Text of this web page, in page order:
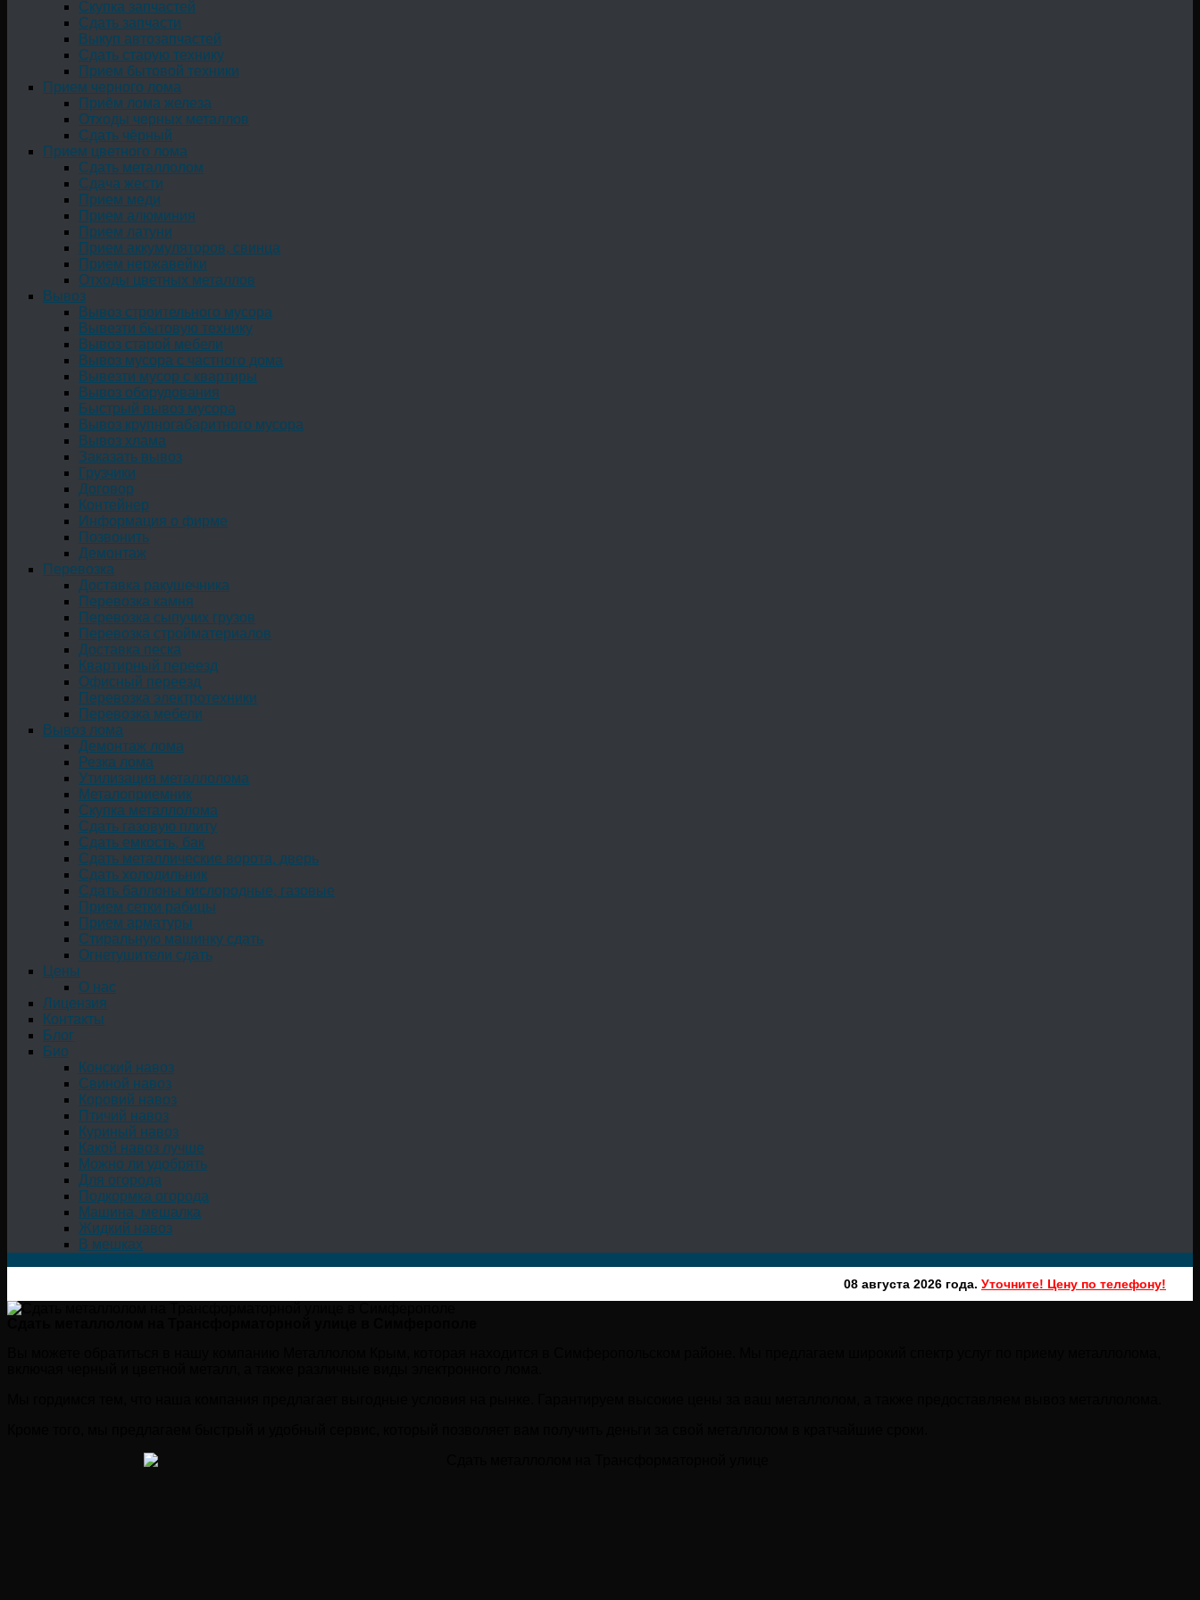
Скупка запчастей
Сдать запчасти
Выкуп автозапчастей
Сдать старую технику
Прием бытовой техники
Прием черного лома
Приём лома железа
Отходы черных металлов
Сдать чёрный
Прием цветного лома
Сдать металлолом
Сдача жести
Прием меди
Прием алюминия
Прием латуни
Прием аккумуляторов, свинца
Прием нержавейки
Отходы цветных металлов
Вывоз
Вывоз строительного мусора
Вывезти бытовую технику
Вывоз старой мебели
Вывоз мусора с частного дома
Вывезти мусор с квартиры
Вывоз оборудования
Быстрый вывоз мусора
Вывоз крупногабаритного мусора
Вывоз хлама
Заказать вывоз
Грузчики
Договор
Контейнер
Информация о фирме
Позвонить
Демонтаж
Перевозка
Доставка ракушечника
Перевозка камня
Перевозка сыпучих грузов
Перевозка стройматериалов
Доставка песка
Квартирный переезд
Офисный переезд
Перевозка электротехники
Перевозка мебели
Вывоз лома
Демонтаж лома
Резка лома
Утилизация металлолома
Металоприемник
Скупка металлолома
Сдать газовую плиту
Сдать емкость, бак
Cдать металлические ворота, дверь
Сдать холодильник
Сдать баллоны кислородные, газовые
Прием сетки рабицы
Прием арматуры
Стиральную машинку сдать
Огнетушители сдать
Цены
О нас
Лицензия
Контакты
Блог
Био
Конский навоз
Свиной навоз
Коровий навоз
Птичий навоз
Куриный навоз
Какой навоз лучше
Можно ли удобрять
Для огорода
Подкормка огорода
Машина, мешалка
Жидкий навоз
В мешках
08 августа 2026 года. Уточните! Цену по телефону!